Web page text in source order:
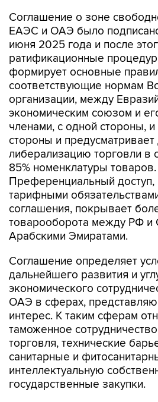
Соглашение о зоне
ЕАЭС и ОАЭ было
июня 2025 года и после
ратификационные
формирует основные
соответствующие нормам
организации, между
экономическим союзом и
членами, с одной стороны,
стороны и
либерализацию торговли в
85% номенклатуры товаров.
Преференциальный доступ,
тарифными
соглашения, покрывает
товарооборота между РФ
Арабскими Эмиратами.
Соглашение определяет
дальнейшего развития и
экономического
ОАЭ в сферах,
интерес. К таким сферам
таможенное
торговля, технические
санитарные и
интеллектуальную
государственные закупки.